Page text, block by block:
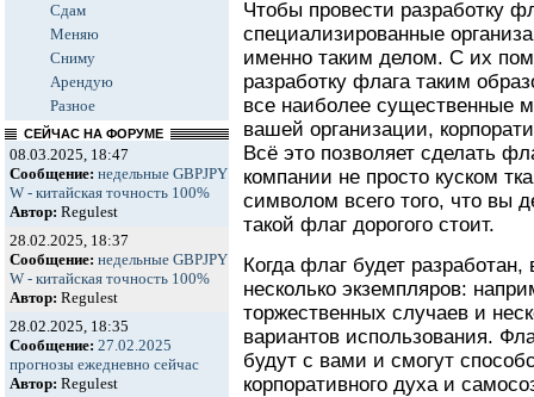
Сдам
Меняю
Сниму
Арендую
Разное
СЕЙЧАС НА ФОРУМЕ
08.03.2025, 18:47
Сообщение: недельные GBPJPY
W - китайская точность 100%
Автор: Regulest
28.02.2025, 18:37
Сообщение: недельные GBPJPY
W - китайская точность 100%
Автор: Regulest
28.02.2025, 18:35
Сообщение: 27.02.2025
прогнозы ежедневно сейчас
Автор: Regulest
Чтобы провести разработку
специализированные
именно таким делом. С их
разработку флага таким
все наиболее существенные
вашей организации,
Всё это позволяет сделать
компании не просто куском
символом всего того, что вы
такой флаг дорогого стоит.
Когда флаг будет
несколько экземпляров:
торжественных случаев и
вариантов использования.
будут с вами и смогут
корпоративного духа и